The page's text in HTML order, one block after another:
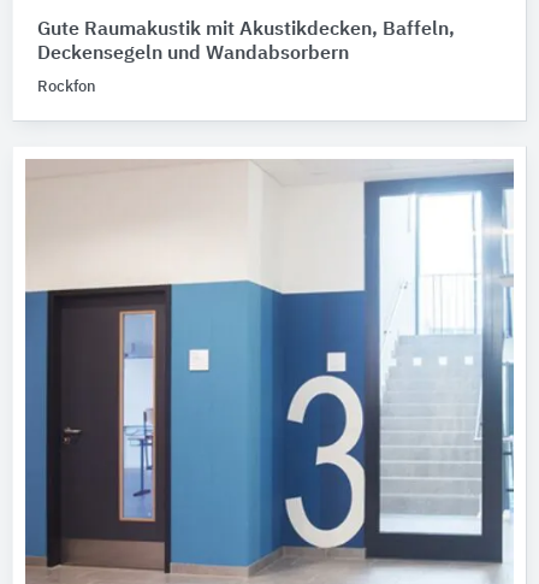
Gute Raumakustik mit Akustikdecken, Baffeln,
Deckensegeln und Wandabsorbern
Rockfon